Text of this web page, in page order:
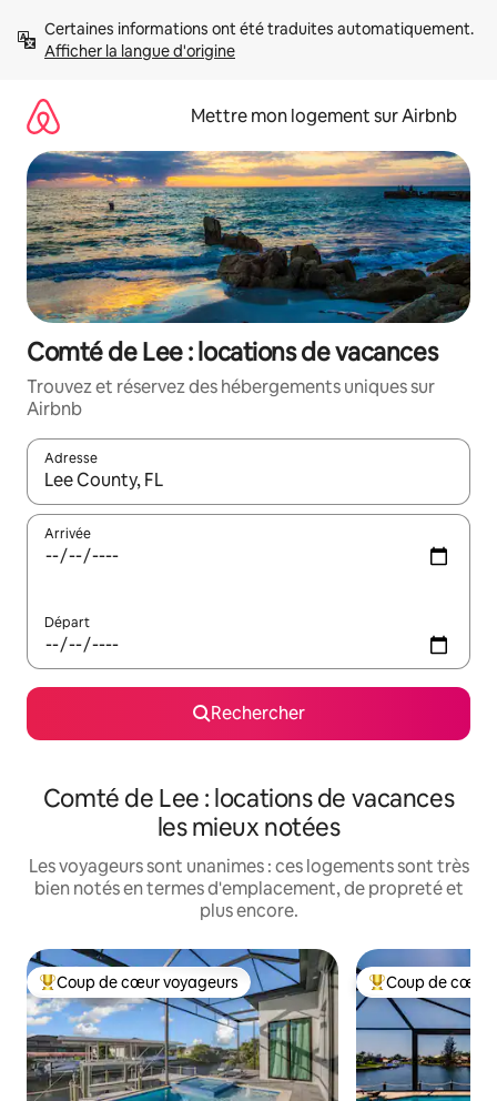
directement
Afficher la langue d'origine
Mettre mon logement sur Airbnb
Comté de Lee : locations de vacances
Trouvez et réservez des hébergements uniques sur
Airbnb
Adresse
Lorsque les résultats s'affichent, utilisez les flèches vers le
Arrivée
Départ
Rechercher
Comté de Lee : locations de vacances
les mieux notées
Les voyageurs sont unanimes : ces logements sont très
bien notés en termes d'emplacement, de propreté et
plus encore.
Coups de cœur voyageurs les plus appréciés
Coup de cœur voyageurs Coups de cœur
Coup de cœur